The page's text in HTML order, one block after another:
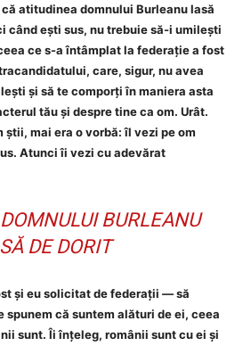
atitudinea domnului Burleanu lasă
când ești sus, nu trebuie să-i umilești
ce s-a întâmplat la federație a fost
care, sigur, nu avea
și să te comporți în maniera asta
tău și despre tine ca om. Urât.
știi, mai era o vorbă: îl vezi pe om
Atunci îi vezi cu adevărat
BURLEANU
DE DORIT
și eu solicitat de federații — să
că suntem alături de ei, ceea
sunt. Îi înțeleg, românii sunt cu ei și